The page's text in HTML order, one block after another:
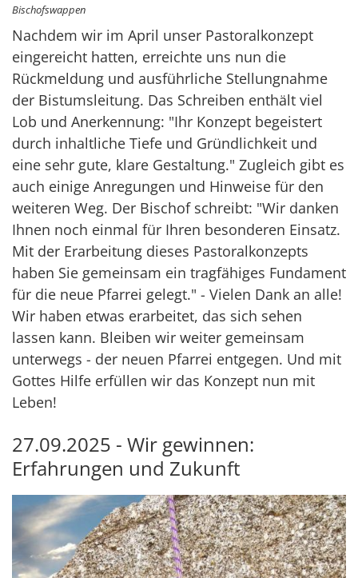
Bischofswappen
Nachdem wir im April unser Pastoralkonzept
eingereicht hatten, erreichte uns nun die
Rückmeldung und ausführliche Stellungnahme
der Bistumsleitung. Das Schreiben enthält viel
Lob und Anerkennung: "Ihr Konzept begeistert
durch inhaltliche Tiefe und Gründlichkeit und
eine sehr gute, klare Gestaltung." Zugleich gibt es
auch einige Anregungen und Hinweise für den
weiteren Weg. Der Bischof schreibt: "Wir danken
Ihnen noch einmal für Ihren besonderen Einsatz.
Mit der Erarbeitung dieses Pastoralkonzepts
haben Sie gemeinsam ein tragfähiges Fundament
für die neue Pfarrei gelegt." - Vielen Dank an alle!
Wir haben etwas erarbeitet, das sich sehen
lassen kann. Bleiben wir weiter gemeinsam
unterwegs - der neuen Pfarrei entgegen. Und mit
Gottes Hilfe erfüllen wir das Konzept nun mit
Leben!
27.09.2025 - Wir gewinnen:
Erfahrungen und Zukunft